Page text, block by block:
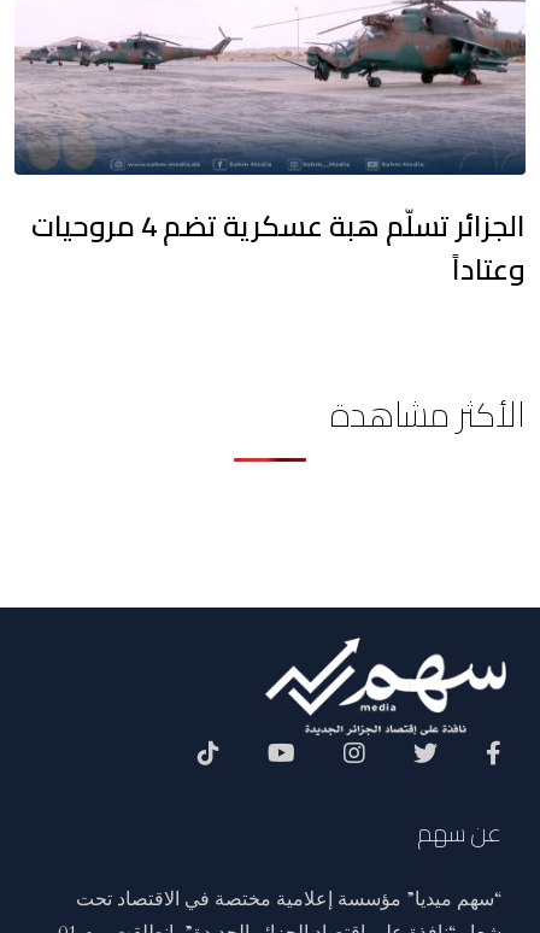
الجزائر تسلّم هبة عسكرية تضم 4 مروحيات
وعتاداً
الأكثر مشاهدة
عن سهم
“سهم ميديا” مؤسسة إعلامية مختصة في الاقتصاد تحت